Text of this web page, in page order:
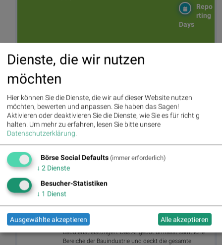
Repo
rting
Days
Bildnachweis
Runplugged-Trinkflasche ... >> Öffnen auf photaq.com
Aktien auf dem Radar:Rosenbauer ,Bajaj Mobility AG,Andritz
EuroTeleSites AG,Semperit,Flughafen Wien,FACC,Emerald
Horizon AG ,ATX,ATX Prime ,ATX TR,Bawag,ATX NTR ,RBI,
Wienerberger ,Fabasoft,Frequentis ,Rosgix,Mayr-Melnhof
Group,Strabag,Frauenthal
Wolford,Wolftank-Adisa,Wiener Privatbank,BTV AG,BKS Bank
Stamm
,Amag,CPI Europe AG
Random Partner
Strabag
Strabag SE ist ein europäischer Technologiekonzern für
Baudienstleistungen. Das Angebot umfasst sämtliche
Bereiche der Bauindustrie und deckt die gesamte
Dienste, die wir nutzen
möchten
Hier können Sie die Dienste, die wir auf dieser Website nutzen
möchten, bewerten und anpassen. Sie haben das Sagen!
Aktivieren oder deaktivieren Sie die Dienste, wie Sie es für richtig
halten. Um mehr zu erfahren, lesen Sie bitte unsere
Datenschutzerklärung.
Börse Social Defaults (immer erforderlich)
↓ 2 Dienste
Besucher-Statistiken
↓ 1 Dienst
Ausgewählte akzeptieren Alle akzeptieren